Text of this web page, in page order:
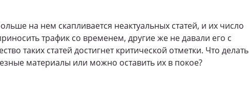
на нем скапливается неактуальных статей, и их число
трафик со временем, другие же не давали его с
таких статей достигнет критической отметки. Что делать
материалы или можно оставить их в покое?